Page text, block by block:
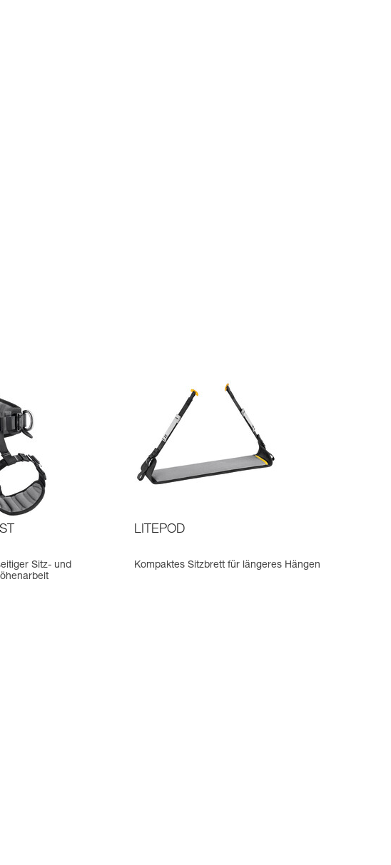
Sitz- und
LITEPOD
Kompaktes Sitzbrett für längeres Hängen